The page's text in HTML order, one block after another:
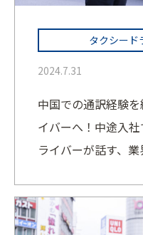
タクシード
2024.7.31
中国での通訳経験
イバーへ！中途入
ライバーが話す、業